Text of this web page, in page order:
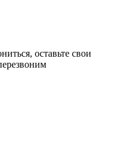
оставьте свои